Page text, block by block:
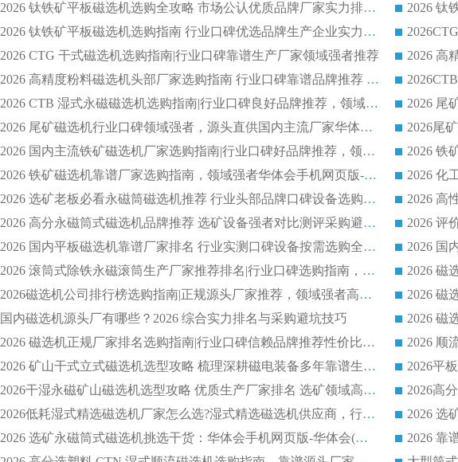
2026 钛铁矿平板磁选机选购全攻略 市场公认优质品牌厂家实力排行榜
2026 钛铁矿平板磁选机选购指南 行业口碑优选品牌生产企业实力排行榜
2026 CTG 干式磁选机选购指南|行业口碑靠谱生产厂家领域强者推荐
2026 高精度粉料磁选机头部厂家选购指南 行业口碑靠谱品牌推荐 领域强者华体会手机网页版-华体会(中国) 解析
2026 CTB 湿式永磁磁选机选购指南|行业口碑良好品牌推荐，领域强者华体会手机网页版-华体会(中国)
2026 尾矿磁选机行业口碑领域强者，源头直供国内主流厂家华体会手机网页版-华体会(中国) 一站式服务
2026 国内主流铁矿磁选机厂家选购指南|行业口碑好品牌推荐，领域强者华体会手机网页版-华体会(中国)
2026 铁矿磁选机靠谱厂家选购指南，领域强者华体会手机网页版-华体会(中国) 铁矿磁选机性价比高
2026 化
2026 选矿老板必看永磁筒磁选机推荐 行业头部品牌口碑设备选购全攻略
2026 高分永磁筒式磁选机品牌推荐 选矿设备强者对比测评采购避坑全攻略
2026 国内平板磁选机靠谱厂家排名 行业实测口碑设备按需选购全指南
2026 滚筒式除铁永磁滚筒生产厂家推荐排名|行业口碑选购指南，领域强者源头厂商精选
2026磁选机公司排行榜选购指南|正规源头厂家推荐，领域强者高性价比靠谱信赖品牌
2026 磁
国内磁选机源头厂有哪些？2026 综合实力排名与采购避坑技巧
2026 磁选机正规厂家排名选购指南|行业口碑信赖品牌推荐性价比高靠谱磁电企业
2026 矿山干式立式磁选机选型攻略 梳理深耕磁电装备多年靠谱生产厂商
2026干湿永磁矿山磁选机选型攻略 优质生产厂家排名 选矿领域高口碑品牌推荐指南
2026低耗湿式精​选磁选机厂家怎么选?湿式精选磁选机供应商，行业认可度较高生产厂家华体会手机网页版-华体会(中国) 全面解析
2026 选矿永磁筒式磁选机挑选干货：华体会手机网页版-华体会(中国) 源头厂，绿色高效实力出众